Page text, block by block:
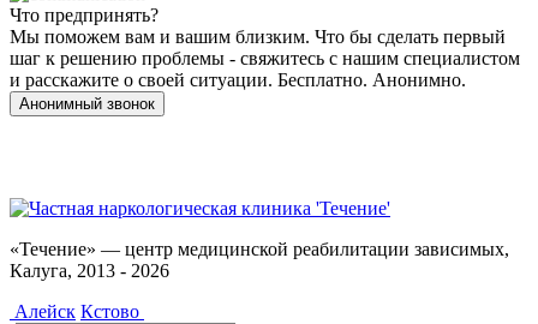
Что предпринять?
Мы поможем вам и вашим близким. Что бы сделать первый
шаг к решению проблемы - свяжитесь с нашим специалистом
и расскажите о своей ситуации. Бесплатно. Анонимно.
Анонимный звонок
«Течение» — центр медицинской реабилитации зависимых,
Калуга, 2013 - 2026
Алейск Кстово